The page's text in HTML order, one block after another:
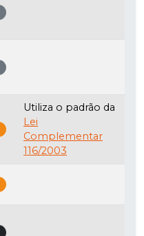
Utiliza o padrão da
Lei
Complementar
116/2003